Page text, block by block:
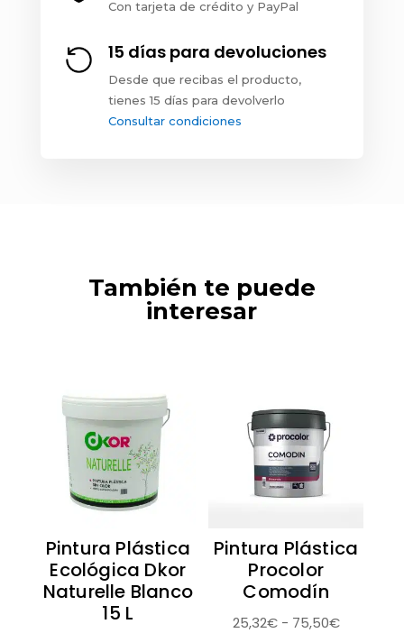
Con tarjeta de crédito y PayPal
15 días para devoluciones
Desde que recibas el producto,
tienes 15 días para devolverlo
Consultar condiciones
También te puede
interesar
Pintura Plástica
Ecológica Dkor
Naturelle Blanco
15 L
Pintura Plástica
Procolor
Comodín
25,32€ - 75,50€Rango